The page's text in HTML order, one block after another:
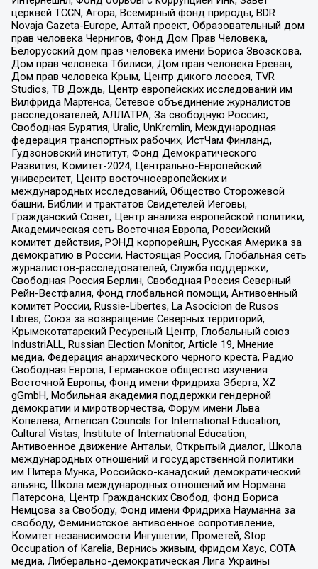
церквей TCCN, Агора, Всемирный фонд природы, BDR
Novaja Gazeta-Europe, Алтай проект, Образовательный дом
прав человека Чернигов, Фонд Дом Прав Человека,
Белорусский дом прав человека имени Бориса Звозскова,
Дом прав человека Тбилиси, Дом прав человека Ереван,
Дом прав человека Крым, Центр дикого лосося, TVR
Studios, ТВ Дождь, Центр европейских исследований им
Вилфрида Мартенса, Сетевое объединение журналистов
расследователей, АЛЛАТРА, За свободную Россию,
Свободная Бурятия, Uralic, UnKremlin, Международная
федерация транспортных рабочих, ИстЧам Финланд,
Гудзоновский институт, Фонд Демократического
Развития, Комитет-2024, Центрально-Европейский
университет, Центр восточноевропейских и
международных исследований, Общество Сторожевой
башни, Библии и трактатов Свидетелей Иеговы,
Гражданский Совет, Центр анализа европейской политики,
Академическая сеть Восточная Европа, Российский
комитет действия, РЭНД корпорейшн, Русская Америка за
демократию в России, Настоящая Россия, Глобальная сеть
журналистов-расследователей, Служба поддержки,
Свободная Россия Берлин, Свободная Россия Северный
Рейн-Вестфалия, Фонд глобальной помощи, Антивоенный
комитет России, Russie-Libertes, La Asocicion de Rusos
Libres, Союз за возвращение Северных территорий,
Крымскотатарский Ресурсный Центр, Глобальный союз
IndustriALL, Russian Election Monitor, Article 19, Мнение
медиа, Федерация анархического черного креста, Радио
Свободная Европа, Германское общество изучения
Восточной Европы, Фонд имени Фридриха Эберта, XZ
gGmbH, Мобильная академия поддержки гендерной
демократии и миротворчества, Форум имени Льва
Копелева, American Councils for International Education,
Cultural Vistas, Institute of International Education,
Антивоенное движение Антальи, Открытый диалог, Школа
международных отношений и государственной политики
им Питера Мунка, Российско-канадский демократический
альянс, Школа международных отношений им Нормана
Патерсона, Центр Гражданских Свобод, Фонд Бориса
Немцова за Свободу, Фонд имени Фридриха Науманна за
свободу, Феминистское антивоенное сопротивление,
Комитет независимости Ингушетии, Прометей, Stop
Occupation of Karelia, Вернись живым, Фридом Хаус, СОТА
медиа, Либерально-демократическая Лига Украины